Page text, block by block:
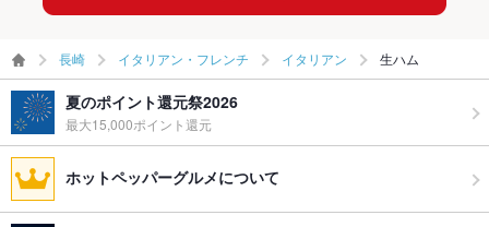
長崎 イタリアン・フレンチ イタリアン 生ハム
夏のポイント還元祭2026
最大15,000ポイント還元
ホットペッパーグルメについて